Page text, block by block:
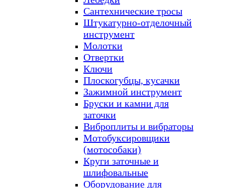
Сантехнические тросы
Штукатурно-отделочный
инструмент
Молотки
Отвертки
Ключи
Плоскогубцы, кусачки
Зажимной инструмент
Бруски и камни для
заточки
Виброплиты и вибраторы
Мотобуксировщики
(мотособаки)
Круги заточные и
шлифовальные
Оборудование для